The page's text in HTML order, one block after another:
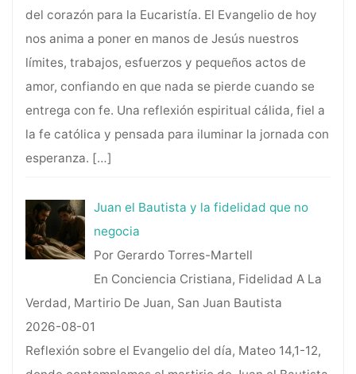
del corazón para la Eucaristía. El Evangelio de hoy
nos anima a poner en manos de Jesús nuestros
límites, trabajos, esfuerzos y pequeños actos de
amor, confiando en que nada se pierde cuando se
entrega con fe. Una reflexión espiritual cálida, fiel a
la fe católica y pensada para iluminar la jornada con
esperanza. […]
Juan el Bautista y la fidelidad que no
negocia
Por Gerardo Torres-Martell
En Conciencia Cristiana, Fidelidad A La
Verdad, Martirio De Juan, San Juan Bautista
2026-08-01
Reflexión sobre el Evangelio del día, Mateo 14,1-12,